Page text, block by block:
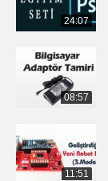
24:07
08:57
11:51